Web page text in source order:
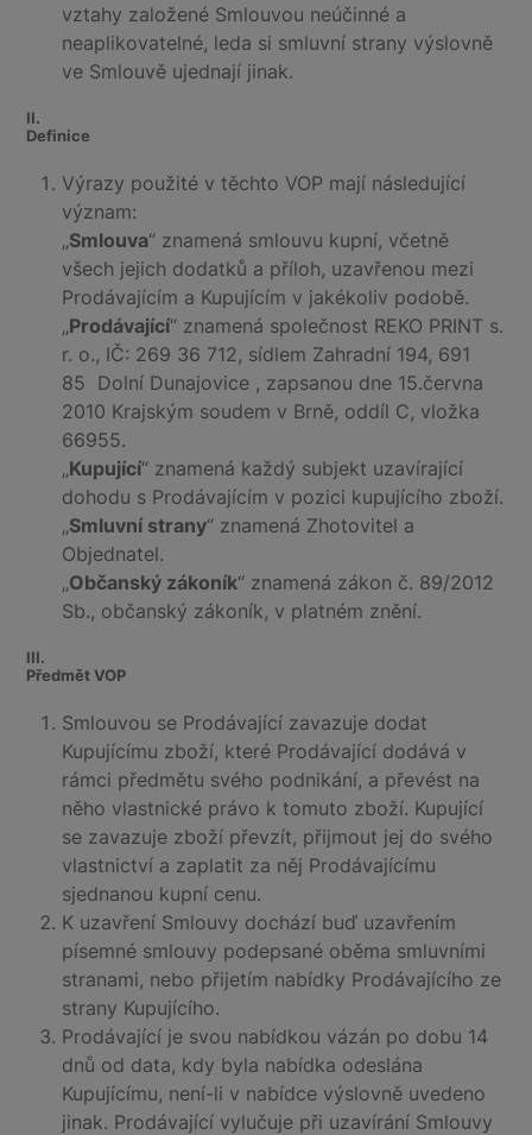
vztahy založené Smlouvou neúčinné a
neaplikovatelné, leda si smluvní strany výslovně
ve Smlouvě ujednají jinak.
II.
Definice
Výrazy použité v těchto VOP mají následující
význam:
„Smlouva“ znamená smlouvu kupní, včetně
všech jejich dodatků a příloh, uzavřenou mezi
Prodávajícím a Kupujícím v jakékoliv podobě.
„Prodávající“ znamená společnost REKO PRINT s.
r. o., IČ: 269 36 712, sídlem Zahradní 194, 691
85 Dolní Dunajovice , zapsanou dne 15.června
2010 Krajským soudem v Brně, oddíl C, vložka
66955.
„Kupující“ znamená každý subjekt uzavírající
dohodu s Prodávajícím v pozici kupujícího zboží.
„Smluvní strany“ znamená Zhotovitel a
Objednatel.
„Občanský zákoník“ znamená zákon č. 89/2012
Sb., občanský zákoník, v platném znění.
III.
Předmět VOP
Smlouvou se Prodávající zavazuje dodat
Kupujícímu zboží, které Prodávající dodává v
rámci předmětu svého podnikání, a převést na
něho vlastnické právo k tomuto zboží. Kupující
se zavazuje zboží převzít, přijmout jej do svého
vlastnictví a zaplatit za něj Prodávajícímu
sjednanou kupní cenu.
K uzavření Smlouvy dochází buď uzavřením
písemné smlouvy podepsané oběma smluvními
stranami, nebo přijetím nabídky Prodávajícího ze
strany Kupujícího.
Prodávající je svou nabídkou vázán po dobu 14
dnů od data, kdy byla nabídka odeslána
Kupujícímu, není-li v nabídce výslovně uvedeno
jinak. Prodávající vylučuje při uzavírání Smlouvy